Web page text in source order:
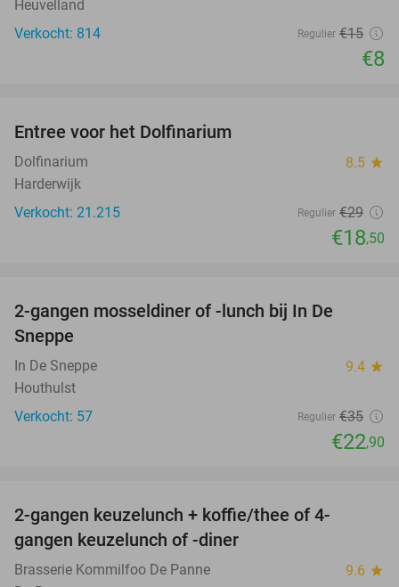
Heuvelland
Verkocht: 814
Regulier €15
€8
Entree voor het Dolfinarium
Dolfinarium 8.5 star
Harderwijk
Verkocht: 21.215
Regulier €29
€18,50
2-gangen mosseldiner of -lunch bij In De
Sneppe
In De Sneppe 9.4 star
Houthulst
Verkocht: 57
Regulier €35
€22,90
2-gangen keuzelunch + koffie/thee of 4-
gangen keuzelunch of -diner
Brasserie Kommilfoo De Panne 9.6 star